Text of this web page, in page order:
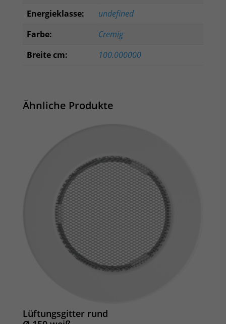
Energieklasse:
undefined
Farbe:
Cremig
Breite cm:
100.000000
Ähnliche Produkte
Lüftungsgitter rund